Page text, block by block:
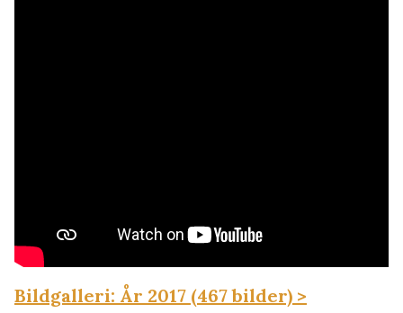
Bildgalleri: År 2017 (467 bilder) >